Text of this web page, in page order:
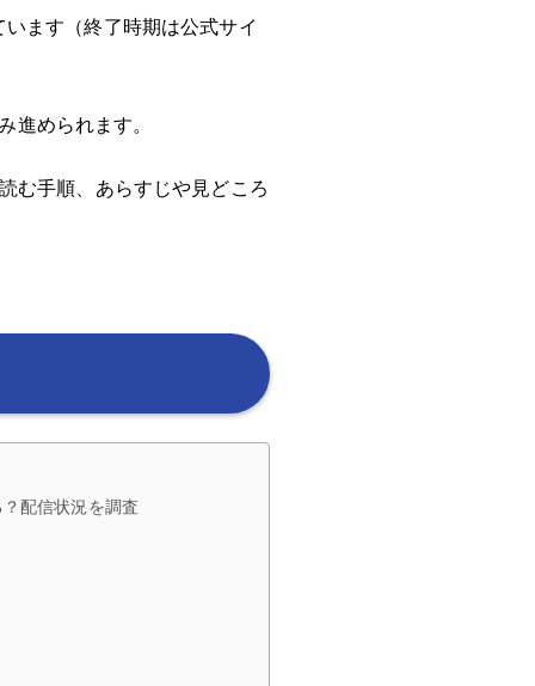
ます（終了時期は公式サイ
められます。
む手順、あらすじや見どころ
配信状況を調査